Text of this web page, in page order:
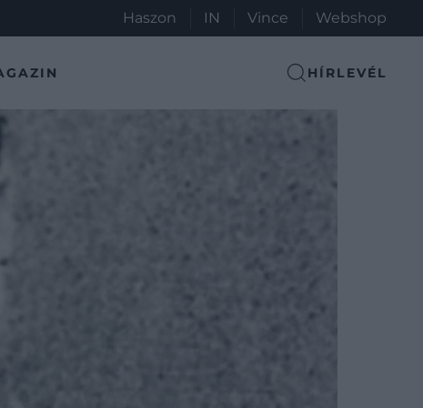
Haszon IN Vince Webshop
HÍRLEVÉL